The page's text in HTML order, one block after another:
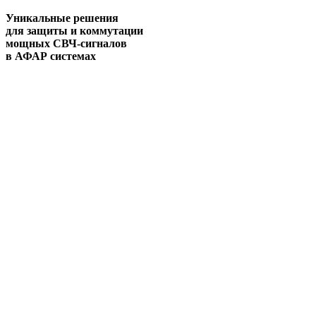
Уникальные решения
для защиты и коммутации
мощных СВЧ-сигналов
в АФАР системах